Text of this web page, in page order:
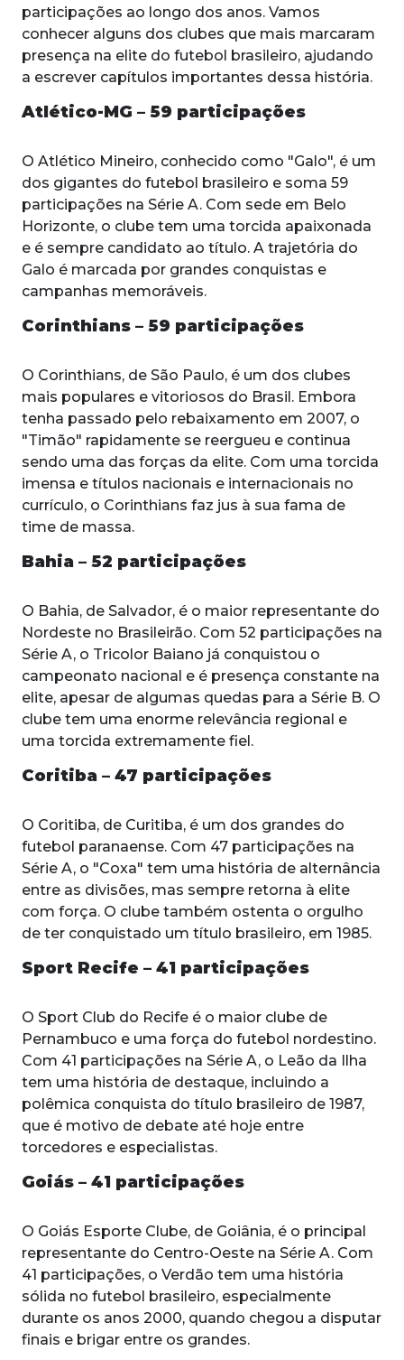
participações ao longo dos anos. Vamos
conhecer alguns dos clubes que mais marcaram
presença na elite do futebol brasileiro, ajudando
a escrever capítulos importantes dessa história.
Atlético-MG – 59 participações
O Atlético Mineiro, conhecido como "Galo", é um
dos gigantes do futebol brasileiro e soma 59
participações na Série A. Com sede em Belo
Horizonte, o clube tem uma torcida apaixonada
e é sempre candidato ao título. A trajetória do
Galo é marcada por grandes conquistas e
campanhas memoráveis.
Corinthians – 59 participações
O Corinthians, de São Paulo, é um dos clubes
mais populares e vitoriosos do Brasil. Embora
tenha passado pelo rebaixamento em 2007, o
"Timão" rapidamente se reergueu e continua
sendo uma das forças da elite. Com uma torcida
imensa e títulos nacionais e internacionais no
currículo, o Corinthians faz jus à sua fama de
time de massa.
Bahia – 52 participações
O Bahia, de Salvador, é o maior representante do
Nordeste no Brasileirão. Com 52 participações na
Série A, o Tricolor Baiano já conquistou o
campeonato nacional e é presença constante na
elite, apesar de algumas quedas para a Série B. O
clube tem uma enorme relevância regional e
uma torcida extremamente fiel.
Coritiba – 47 participações
O Coritiba, de Curitiba, é um dos grandes do
futebol paranaense. Com 47 participações na
Série A, o "Coxa" tem uma história de alternância
entre as divisões, mas sempre retorna à elite
com força. O clube também ostenta o orgulho
de ter conquistado um título brasileiro, em 1985.
Sport Recife – 41 participações
O Sport Club do Recife é o maior clube de
Pernambuco e uma força do futebol nordestino.
Com 41 participações na Série A, o Leão da Ilha
tem uma história de destaque, incluindo a
polêmica conquista do título brasileiro de 1987,
que é motivo de debate até hoje entre
torcedores e especialistas.
Goiás – 41 participações
O Goiás Esporte Clube, de Goiânia, é o principal
representante do Centro-Oeste na Série A. Com
41 participações, o Verdão tem uma história
sólida no futebol brasileiro, especialmente
durante os anos 2000, quando chegou a disputar
finais e brigar entre os grandes.